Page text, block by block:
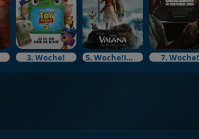
3. Woche! 5. Woche!Im Bundesstart 7. Woche!